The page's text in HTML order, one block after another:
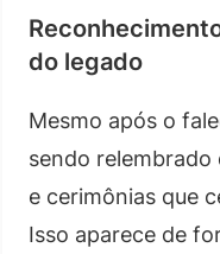
do legado
Mesmo após o
sendo
e cerimônias que
Isso aparece de